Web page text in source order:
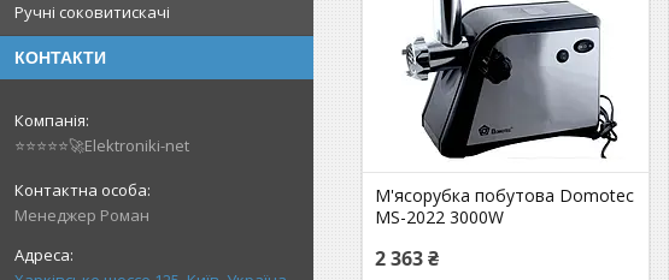
Ручні соковитискачі
КОНТАКТИ
⭐⭐⭐⭐⭐🚀Elektroniki-net
Менеджер Роман
М'ясорубка побутова Domotec
MS-2022 3000W
2 363 ₴